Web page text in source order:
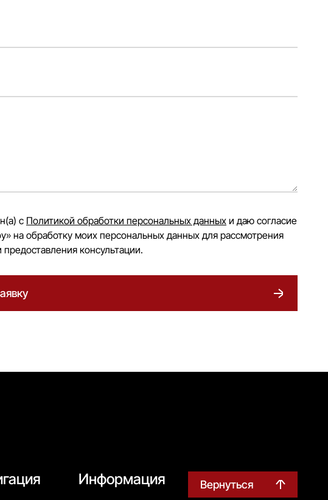
с Политикой обработки персональных данных и даю согласие
на обработку моих персональных данных для рассмотрения
консультации.
Информация Вернуться